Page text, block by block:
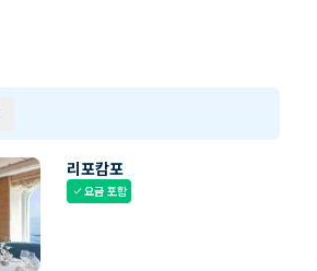
리포캄포
check요금 포함